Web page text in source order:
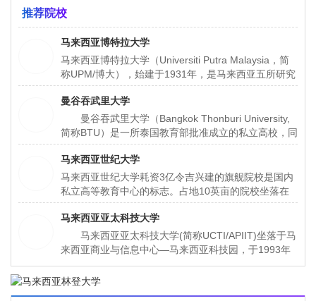
推荐院校
马来西亚博特拉大学
马来西亚博特拉大学（Universiti Putra Malaysia，简
称UPM/博大），始建于1931年，是马来西亚五所研究
性大学之一，也是马来西亚规模最大、在校人数最多的
大学（约有5万余人）。
曼谷吞武里大学
曼谷吞武里大学（Bangkok Thonburi University,
简称BTU）是一所泰国教育部批准成立的私立高校，同
时获得中国教育部教育涉外监管信息网认证的泰国高
校。大学坐落于泰国首都曼谷市的塔逸哇塔那区，是一
所具有30多年办学历史的综合性大学。大学所在地曼
谷市是泰国的政治、经济、文化中心。
马来西亚世纪大学
马来西亚世纪大学耗资3亿令吉兴建的旗舰院校是国内
私立高等教育中心的标志。占地10英亩的院校坐落在
哥打白沙罗，校内设有学术、研究和休闲设施，为全院
校27，000名学生中的12, 000名学生提供全面的学习
环境。
马来西亚亚太科技大学
马来西亚亚太科技大学(简称UCTI/APIIT)坐落于马
来西亚商业与信息中心—马来西亚科技园，于1993年
建校，共有学生约5，000人，教职员工约300名。
UCTI是马来西亚信息技术及电